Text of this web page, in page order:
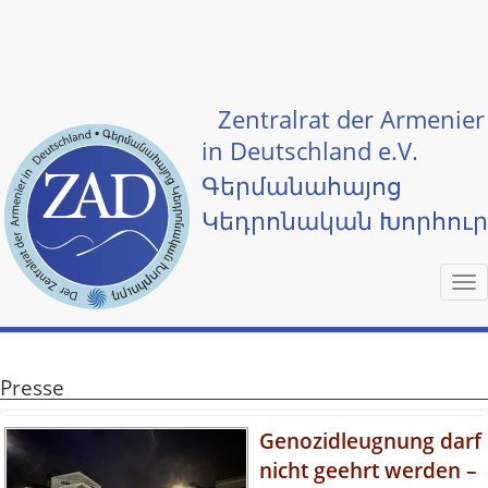
Zentralrat der Armenier
in Deutschland e.V.
Գերմանահայոց
Կեդրոնական
Presse
Genozidleugnung darf
nicht geehrt werden –
Vergessen im Namen
deutscher Interessen
Gemeinsamer Appell
an Bundeskanzler
Appell an
Aserbaidschan:
Prozessbeginn gegen